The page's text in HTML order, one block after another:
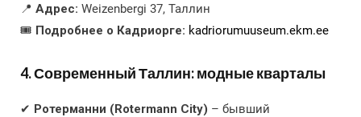
📍 Адрес: Weizenbergi 37, Таллин
🎟️ Подробнее о Кадриорге: kadriorumuuseum.ekm.ee
4. Современный Таллин: модные кварталы
✔ Ротерманни (Rotermann City) – бывший